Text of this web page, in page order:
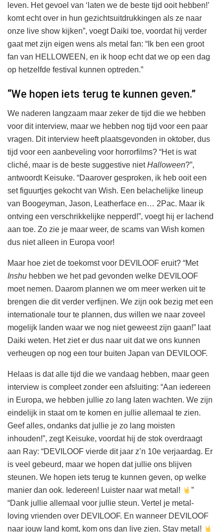
leven. Het gevoel van ‘laten we de beste tijd ooit hebben!’
komt echt over in hun gezichtsuitdrukkingen als ze naar
onze live show kijken”, voegt Daiki toe, voordat hij verder
gaat met zijn eigen wens als metal fan: “Ik ben een groot
fan van HELLOWEEN, en ik hoop echt dat we op een dag
op hetzelfde festival kunnen optreden.”
“We hopen iets terug te kunnen geven.”
We naderen langzaam maar zeker de tijd die we hebben
voor dit interview, maar we hebben nog tijd voor een paar
vragen. Dit interview heeft plaatsgevonden in oktober, dus
tijd voor een aanbeveling voor horrorfilms? “Het is wat
cliché, maar is de beste suggestive nietHalloween?”,
antwoordt Keisuke. “Daarover gesproken, ik heb ooit een
set figuurtjes gekocht van Wish. Een belachelijke lineup
van Boogeyman, Jason, Leatherface en… 2Pac. Maar ik
ontving een verschrikkelijke nepperd!”, voegt hij er lachend
aan toe. Zo zie je maar weer, de scams van Wish komen
dus niet alleen in Europa voor!
Maar hoe ziet de toekomst voor DEVILOOF eruit? “Met
Inshu hebben we het pad gevonden welke DEVILOOF
moet nemen. Daarom plannen we om meer werken uit te
brengen die dit verder verfijnen. We zijn ook bezig met een
internationale tour te plannen, dus willen we naar zoveel
mogelijk landen waar we nog niet geweest zijn gaan!” laat
Daiki weten. Het ziet er dus naar uit dat we ons kunnen
verheugen op nog een tour buiten Japan van DEVILOOF.
Helaas is dat alle tijd die we vandaag hebben, maar geen
interview is compleet zonder een afsluiting: “Aan iedereen
in Europa, we hebben jullie zo lang laten wachten. We zijn
eindelijk in staat om te komen en jullie allemaal te zien.
Geef alles, ondanks dat jullie je zo lang moisten
inhouden!”, zegt Keisuke, voordat hij de stok overdraagt
aan Ray: “DEVILOOF vierde dit jaar z’n 10e verjaardag. Er
is veel gebeurd, maar we hopen dat jullie ons blijven
steunen. We hopen iets terug te kunnen geven, op welke
manier dan ook. Iedereen! Luister naar wat metal!
”
“Dank jullie allemaal voor jullie steun. Vertel je metal-
loving vrienden over DEVILOOF. En wanneer DEVILOOF
naar jouw land komt, kom ons dan live zien. Stay metal!